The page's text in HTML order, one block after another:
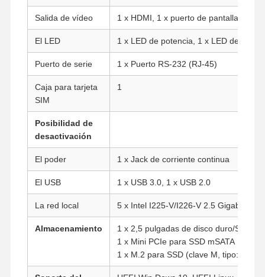
Productos
Sobre
Nosotros
Visita A La
Fábrica
Salida de vídeo 1 x HDMI, 1 x puerto de pantalla, 1 x
El LED 1 x LED de potencia, 1 x LED de disco
Puerto de serie 1 x Puerto RS-232 (RJ-45)
Caja para tarjeta
SIM
1
Posibilidad de
desactivación
El poder 1 x Jack de corriente continua
El USB 1 x USB 3.0, 1 x USB 2.0
La red local 5 x Intel I225-V/I226-V 2.5 Gigabit LAN
Almacenamiento
1 x 2,5 pulgadas de disco duro/SSD
1 x Mini PCIe para SSD mSATA
1 x M.2 para SSD (clave M, tipo: 2280,